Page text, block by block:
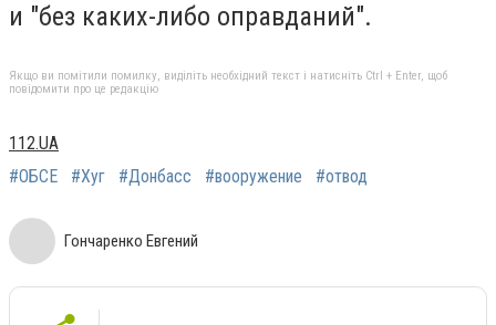
и "без каких-либо оправданий".
Якщо ви помітили помилку, виділіть необхідний текст і натисніть Ctrl + Enter, щоб
повідомити про це редакцію
112.UA
#ОБСЕ
#Хуг #Донбасс #вооружение #отвод
Гончаренко Евгений